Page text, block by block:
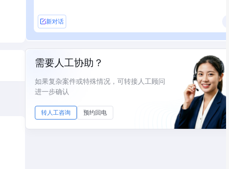
新对话
需要人工协助？
如果复杂案件或特殊情况，可转接人工顾问
进一步确认
转人工咨询 预约回电